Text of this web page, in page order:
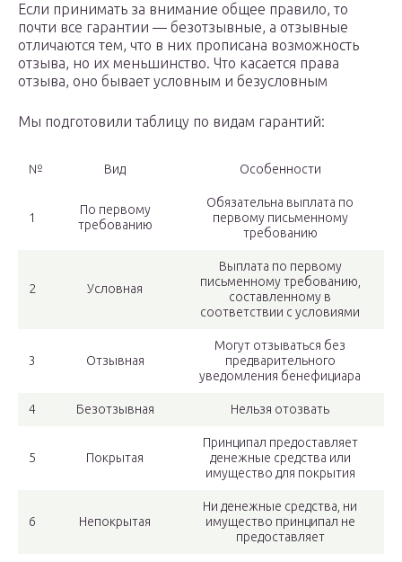
Если принимать за внимание общее правило, то
почти все гарантии — безотзывные, а отзывные
отличаются тем, что в них прописана возможность
отзыва, но их меньшинство. Что касается права
отзыва, оно бывает условным и безусловным
Мы подготовили таблицу по видам гарантий:
№ Вид Особенности
1
По первому
требованию
Обязательна выплата по
первому письменному
требованию
2 Условная
Выплата по первому
письменному требованию,
составленному в
соответствии с условиями
3 Отзывная
Могут отзываться без
предварительного
уведомления бенефициара
4 Безотзывная Нельзя отозвать
5 Покрытая
Принципал предоставляет
денежные средства или
имущество для покрытия
6 Непокрытая
Ни денежные средства, ни
имущество принципал не
предоставляет